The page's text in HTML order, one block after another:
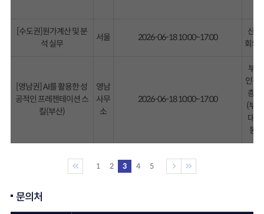
[수도권]원가계산 및 분
석 실무
서울 2026-06-18 10:00~17:00
산기
회의
[영남권] AI를 활용한 성
공적인 프레젠테이션 스
킬(부산)
영남
사무
소
2026-06-18 10:00~17:00
부
인진
층
(부
대구
동
1 2 3 4 5
문의처